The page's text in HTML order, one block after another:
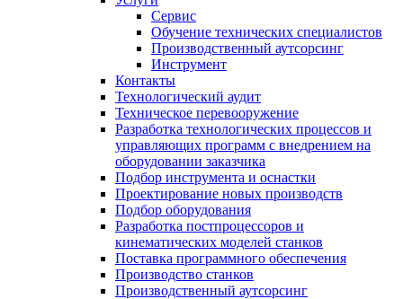
Сервис
Обучение технических специалистов
Производственный аутсорсинг
Инструмент
Контакты
Технологический аудит
Техническое перевооружение
Разработка технологических процессов и
управляющих программ с внедрением на
оборудовании заказчика
Подбор инструмента и оснастки
Проектирование новых производств
Подбор оборудования
Разработка постпроцессоров и
кинематических моделей станков
Поставка программного обеспечения
Производство станков
Производственный аутсорсинг